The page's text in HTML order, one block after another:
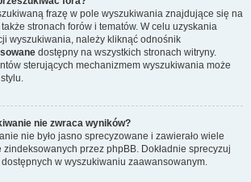
frazę w pole wyszukiwania znajdujące się na
stronach forów i tematów. W celu uzyskania
wyszukiwania, należy kliknąć odnośnik
dostępny na wszystkich stronach witryny.
sterujących mechanizmem wyszukiwania może
nie zwraca wyników?
nie było jasno sprecyzowane i zawierało wiele
przez phpBB. Dokładnie sprecyzuj
w wyszukiwaniu zaawansowanym.